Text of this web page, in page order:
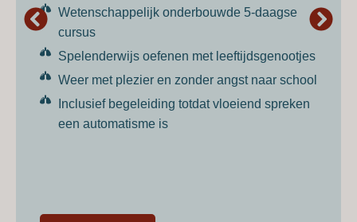
Wetenschappelijk onderbouwde 5-daagse
cursus
Spelenderwijs oefenen met leeftijdsgenootjes
Weer met plezier en zonder angst naar school
Inclusief begeleiding totdat vloeiend spreken
een automatisme is